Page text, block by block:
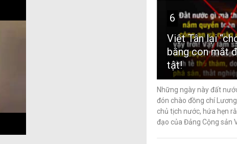
6
Việt Tân lại
bằng con mắt
tật!
Những ngày này đất
đón chào đồng chí
chủ tịch nước, hứa hẹn
đạo của Đảng Cộng sản